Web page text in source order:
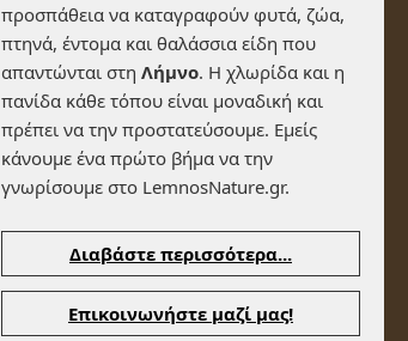
προσπάθεια να καταγραφούν φυτά, ζώα,
πτηνά, έντομα και θαλάσσια είδη που
απαντώνται στη Λήμνο. Η χλωρίδα και η
πανίδα κάθε τόπου είναι μοναδική και
πρέπει να την προστατεύσουμε. Εμείς
κάνουμε ένα πρώτο βήμα να την
γνωρίσουμε στο LemnosNature.gr.
Διαβάστε περισσότερα...
Επικοινωνήστε μαζί μας!